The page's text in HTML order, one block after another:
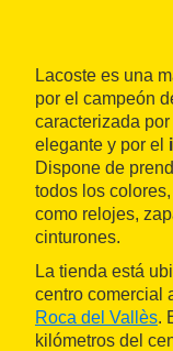
Lacoste es una
por el campeón
caracterizada
elegante y por el
Dispone de
todos los
como relojes,
cinturones.
La tienda está
centro comercial
Roca del Vallès.
kilómetros del